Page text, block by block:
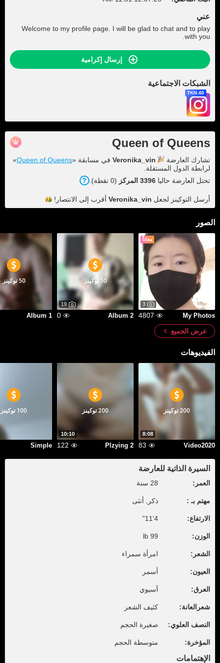
عني
Welcome to my profile page. I will be glad to chat and to play
with you.
إرسال إكرامية
الشبكات الاجتماعية
40 TKN
Queen of Queens
تشارك العارضة Veronika_vin في مسابقة «Queen of Queens
»
لرابطة الدول المستقلة.
تحتل العارضة حاليا 3396 المركز (0 نقطة).
أرسل التوكينز لجعل Veronika_vin أقرب إلى الانتصار!
الصور
مجاناً
3
My Photos
4807
50 توكينز
19
Album 2
0
50 توكينز
Album 1
عرض الجميع
الفيديوهات
8:08
200 توكينز
Video2020
83
10:10
200 توكينز
Plzying 2
122
100 توكينز
Simple
السيرة الذاتية للعارضة
العمر: 28 سنة
مهتم بـ : ذكر, أنثى
الارتفاع: 4'11"
الوزن: 99 lb
الشعر: امرأة سمراء
العيون: أسمر
العرق: آسيوي
شعرالعانة: كثيف الشعر
النصف العلوي: صغيرة الحجم
المؤخرة: متوسطة الحجم
الإهتمامات